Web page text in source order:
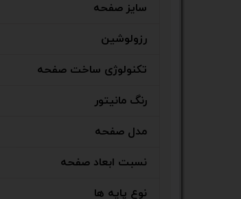
سایز صفحه
رزولوشین
تکنولوژی ساخت صفحه
رنگ مانیتور
مدل صفحه
نسبت ابعاد صفحه
نوع پایه ها